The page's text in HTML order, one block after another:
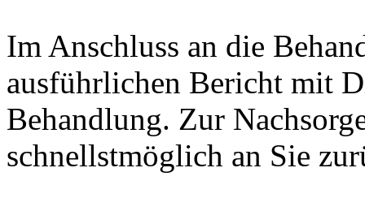
Im Anschluss an die
ausführlichen Bericht mit
Behandlung. Zur
schnellstmöglich an Sie